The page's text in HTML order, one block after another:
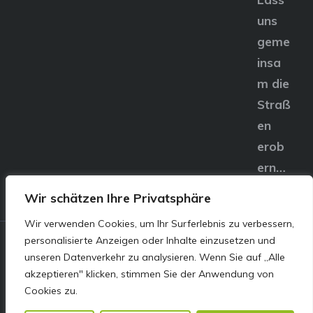
Wir schätzen Ihre Privatsphäre
Wir verwenden Cookies, um Ihr Surferlebnis zu verbessern,
personalisierte Anzeigen oder Inhalte einzusetzen und
unseren Datenverkehr zu analysieren. Wenn Sie auf „Alle
akzeptieren" klicken, stimmen Sie der Anwendung von
Cookies zu.
uns
geme
insa
m die
Straß
en
erob
ern…
© E&S Motors GmbH,
Linzer Straße 83 4240
Freistadt